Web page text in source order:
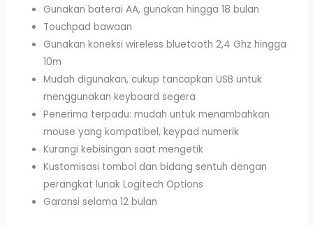
Gunakan baterai AA, gunakan hingga 18 bulan
Touchpad bawaan
Gunakan koneksi wireless bluetooth 2,4 Ghz hingga
10m
Mudah digunakan, cukup tancapkan USB untuk
menggunakan keyboard segera
Penerima terpadu: mudah untuk menambahkan
mouse yang kompatibel, keypad numerik
Kurangi kebisingan saat mengetik
Kustomisasi tombol dan bidang sentuh dengan
perangkat lunak Logitech Options
Garansi selama 12 bulan